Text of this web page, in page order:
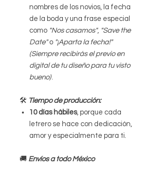
nombres de los novios, la fecha
de la boda y una frase especial
como "Nos casamos", "Save the
Date"o "¡Aparta la fecha!"
(Siempre recibirás el previo en
digital de tu diseño para tu visto
bueno).
🛠 Tiempo de producción:
10 días hábiles, porque cada
letrero se hace con dedicación,
amor y especialmente para ti.
🚚 Envíos a todo México